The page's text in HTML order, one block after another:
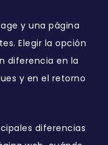
y una página
Elegir la opción
diferencia en la
y en el retorno
diferencias